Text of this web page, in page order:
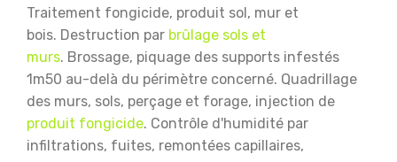
Traitement fongicide, produit sol, mur et
bois. Destruction par brûlage sols et
murs. Brossage, piquage des supports infestés
1m50 au-delà du périmètre concerné. Quadrillage
des murs, sols, perçage et forage, injection de
produit fongicide. Contrôle d'humidité par
infiltrations, fuites, remontées capillaires,